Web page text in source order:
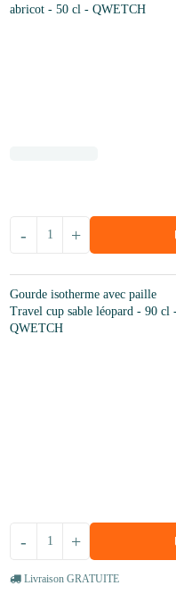
abricot - 50 cl - QWETCH
+
-
Gourde isotherme avec paille
Travel cup sable léopard - 90 cl
QWETCH
+
-
Livraison GRATUITE